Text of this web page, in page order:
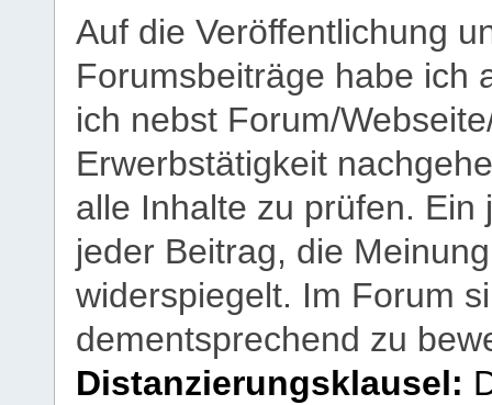
Auf die Veröffentlichung
Forumsbeiträge habe ich
ich nebst Forum/
Erwerbstätigkeit
alle Inhalte zu prüfen.
jeder Beitrag, die
widerspiegelt. Im Forum
dementsprechend zu
Distanzierungsklausel: